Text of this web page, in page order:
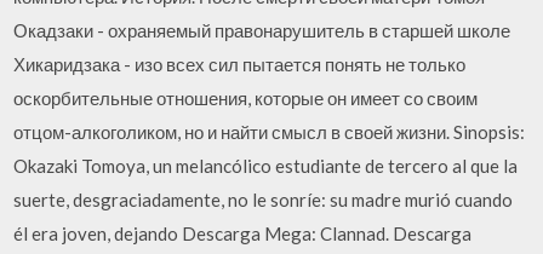
Окадзаки - охраняемый правонарушитель в старшей школе
Хикаридзака - изо всех сил пытается понять не только
оскорбительные отношения, которые он имеет со своим
отцом-алкоголиком, но и найти смысл в своей жизни. Sinopsis:
Okazaki Tomoya, un melancólico estudiante de tercero al que la
suerte, desgraciadamente, no le sonríe: su madre murió cuando
él era joven, dejando Descarga Mega: Clannad. Descarga